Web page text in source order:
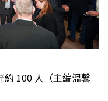
約 100 人（主編溫馨